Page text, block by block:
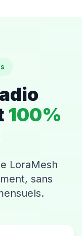
100%
LoraMesh
sans